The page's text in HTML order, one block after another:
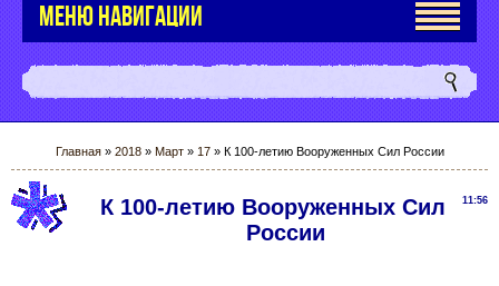
МЕНЮ НАВИГАЦИИ
Главная» 2018 » Март » 17» К 100-летию Вооруженных Сил России
11:56
К 100-летию Вооруженных Сил
России